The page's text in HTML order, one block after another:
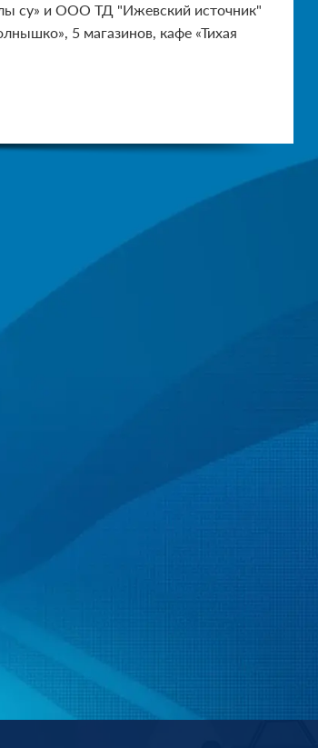
су» и ООО ТД "Ижевский источник"
5 магазинов, кафе «Тихая